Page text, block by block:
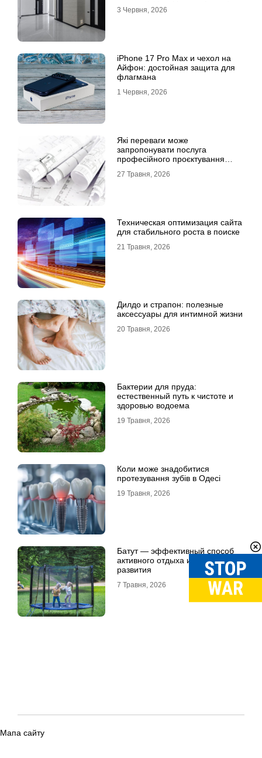
3 Червня, 2026
iPhone 17 Pro Max и чехол на
Айфон: достойная защита для
флагмана
1 Червня, 2026
Які переваги може
запропонувати послуга
професійного проєктування
27 Травня, 2026
Техническая оптимизация сайта
для стабильного роста в поиске
21 Травня, 2026
Дилдо и страпон: полезные
аксессуары для интимной жизни
20 Травня, 2026
Бактерии для пруда:
естественный путь к чистоте и
здоровью водоема
19 Травня, 2026
Коли може знадобитися
протезування зубів в Одесі
19 Травня, 2026
Батут — эффективный способ
активного отдыха и физического
развития
7 Травня, 2026
Мапа сайту